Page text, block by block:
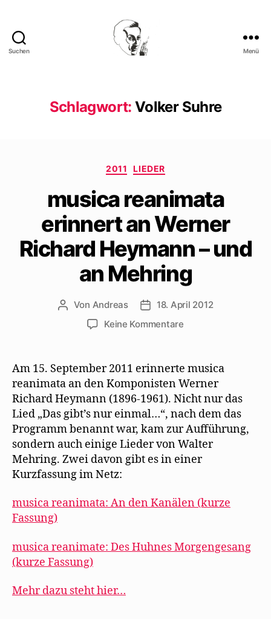
Suchen Menü
Schlagwort: Volker Suhre
Kategorien
2011 LIEDER
musica reanimata
erinnert an Werner
Richard Heymann – und
an Mehring
Beitragsautor
Von Andreas Beitragsdatum
18. April 2012
Keine Kommentarezu
erinnert
Werner
Richard
Heymann
–
und
an
Am 15. September 2011 erinnerte musica
reanimata an den Komponisten Werner
Richard Heymann (1896-1961). Nicht nur das
Lied „Das gibt’s nur einmal…“, nach dem das
Programm benannt war, kam zur Aufführung,
sondern auch einige Lieder von Walter
Mehring. Zwei davon gibt es in einer
Kurzfassung im Netz:
musica reanimata: An den Kanälen (kurze
Fassung)
musica reanimate: Des Huhnes Morgengesang
(kurze Fassung)
Mehr dazu steht hier…